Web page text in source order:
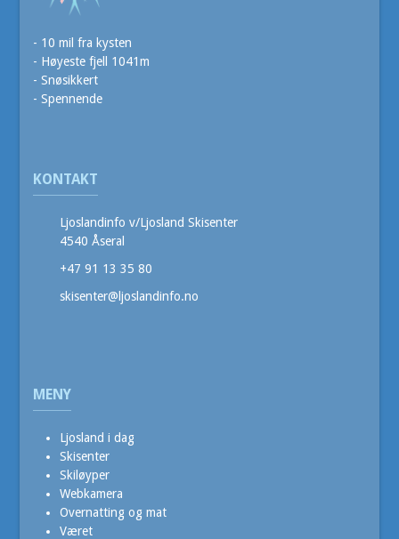
- 10 mil fra kysten
- Høyeste fjell 1041m
- Snøsikkert
- Spennende
KONTAKT
Ljoslandinfo v/Ljosland Skisenter
4540 Åseral
+47 91 13 35 80
skisenter@ljoslandinfo.no
MENY
Ljosland i dag
Skisenter
Skiløyper
Webkamera
Overnatting og mat
Været